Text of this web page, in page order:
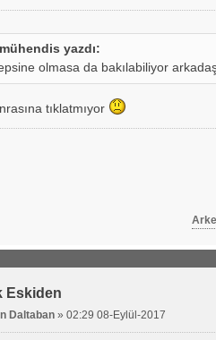
yazdı:
olmasa da bakılabiliyor
tıklatmıyor
Eskiden
Daltaban »02:29 08-Eylül-2017